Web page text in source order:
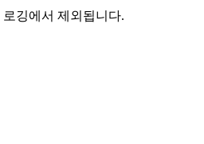
로깅에서 제외됩니다.